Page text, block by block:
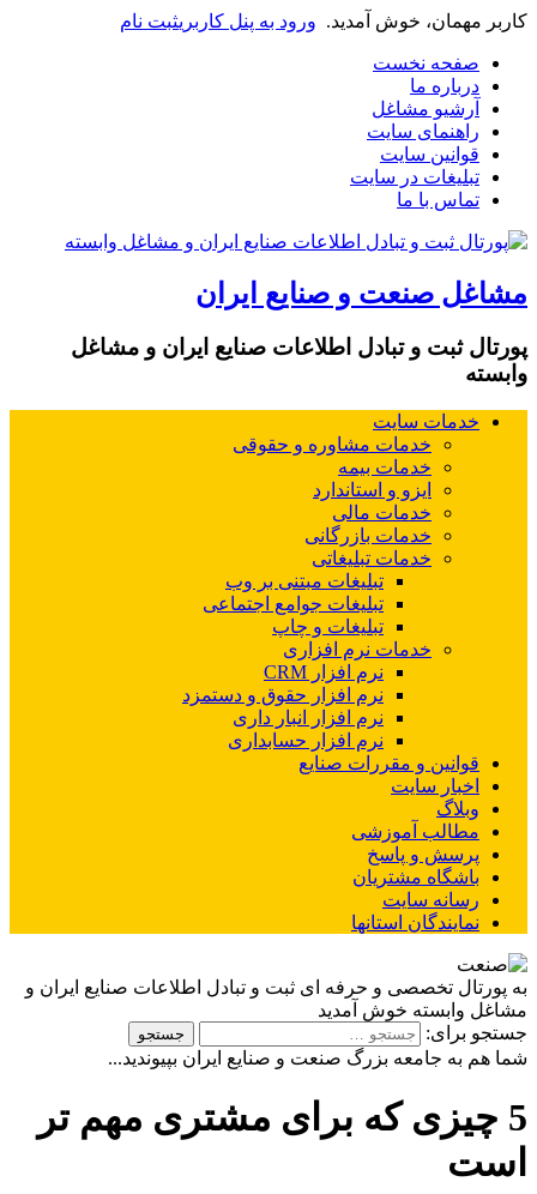
کاربر مهمان، خوش آمدید. ورود به پنل کاربریثبت نام
صفحه نخست
درباره ما
آرشیو مشاغل
راهنمای سایت
قوانین سایت
تبلیغات در سایت
تماس با ما
مشاغل صنعت و صنایع ایران
پورتال ثبت و تبادل اطلاعات صنایع ایران و مشاغل
وابسته
خدمات سایت
خدمات مشاوره و حقوقی
خدمات بیمه
ایزو و استاندارد
خدمات مالی
خدمات بازرگانی
خدمات تبلیغاتی
تبلیغات مبتنی بر وب
تبلیغات جوامع اجتماعی
تبلیغات و چاپ
خدمات نرم افزاری
نرم افزار CRM
نرم افزار حقوق و دستمزد
نرم افزار انبار داری
نرم افزار حسابداری
قوانین و مقررات صنایع
اخبار سایت
وبلاگ
مطالب آموزشی
پرسش و پاسخ
باشگاه مشتریان
رسانه سایت
نمایندگان استانها
به پورتال تخصصی و حرفه ای ثبت و تبادل اطلاعات صنایع ایران و
مشاغل وابسته خوش آمدید
جستجو برای:
شما هم به جامعه بزرگ صنعت و صنایع ایران بپیوندید...
5 چیزی که برای مشتری مهم تر
است